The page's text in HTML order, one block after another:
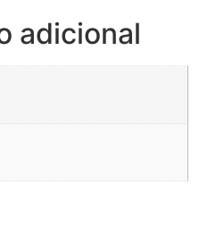
adicional